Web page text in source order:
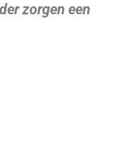
zorgen een